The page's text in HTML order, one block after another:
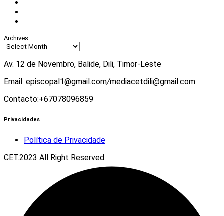
Archives
Av. 12 de Novembro, Balide, Dili, Timor-Leste
Email: episcopal1@gmail.com/mediacetdili@gmail.com
Contacto:+67078096859
Privacidades
Política de Privacidade
CET.2023 All Right Reserved.